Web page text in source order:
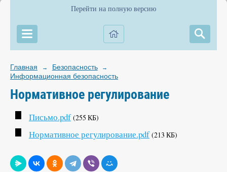
Перейти на полную версию
Главная → Безопасность →
Информационная безопасность
Нормативное регулирование
Письмо.pdf (255 КБ)
Нормативное регулирование.pdf (213 КБ)